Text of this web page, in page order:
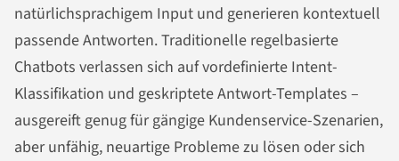
natürlichsprachigem Input und generieren kontextuell
passende Antworten. Traditionelle regelbasierte
Chatbots verlassen sich auf vordefinierte Intent-
Klassifikation und geskriptete Antwort-Templates –
ausgereift genug für gängige Kundenservice-Szenarien,
aber unfähig, neuartige Probleme zu lösen oder sich